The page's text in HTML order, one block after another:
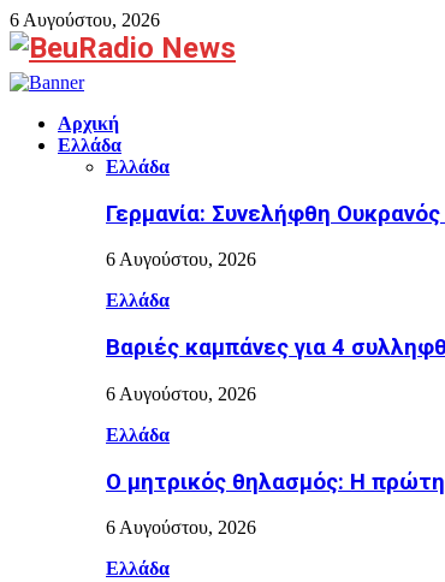
6 Αυγούστου, 2026
Facebook
Αρχική
Ελλάδα
Ελλάδα
Γερμανία: Συνελήφθη
6 Αυγούστου, 2026
Ελλάδα
Βαριές καμπάνες για 4
6 Αυγούστου, 2026
Ελλάδα
Ο μητρικός θηλασμός: Η πρώτη
6 Αυγούστου, 2026
Ελλάδα